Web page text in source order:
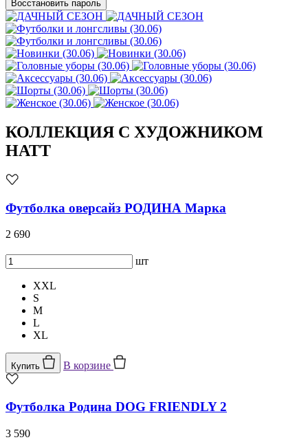
Восстановить пароль
КОЛЛЕКЦИЯ С ХУДОЖНИКОМ
HATT
Футболка оверсайз РОДИНА Марка
2 690
шт
XXL
S
M
L
XL
Купить В корзине
Футболка Родина DOG FRIENDLY 2
3 590